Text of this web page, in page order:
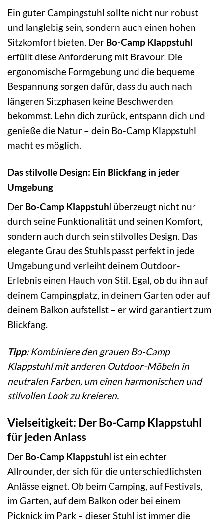
Ein guter Campingstuhl sollte nicht nur robust
und langlebig sein, sondern auch einen hohen
Sitzkomfort bieten. Der Bo-Camp Klappstuhl
erfüllt diese Anforderung mit Bravour. Die
ergonomische Formgebung und die bequeme
Bespannung sorgen dafür, dass du auch nach
längeren Sitzphasen keine Beschwerden
bekommst. Lehn dich zurück, entspann dich und
genieße die Natur – dein Bo-Camp Klappstuhl
macht es möglich.
Das stilvolle Design: Ein Blickfang in jeder
Umgebung
Der Bo-Camp Klappstuhl überzeugt nicht nur
durch seine Funktionalität und seinen Komfort,
sondern auch durch sein stilvolles Design. Das
elegante Grau des Stuhls passt perfekt in jede
Umgebung und verleiht deinem Outdoor-
Erlebnis einen Hauch von Stil. Egal, ob du ihn auf
deinem Campingplatz, in deinem Garten oder auf
deinem Balkon aufstellst – er wird garantiert zum
Blickfang.
Tipp:Kombiniere den grauen Bo-Camp
Klappstuhl mit anderen Outdoor-Möbeln in
neutralen Farben, um einen harmonischen und
stilvollen Look zu kreieren.
Vielseitigkeit: Der Bo-Camp Klappstuhl
für jeden Anlass
Der Bo-Camp Klappstuhl ist ein echter
Allrounder, der sich für die unterschiedlichsten
Anlässe eignet. Ob beim Camping, auf Festivals,
im Garten, auf dem Balkon oder bei einem
Picknick im Park – dieser Stuhl ist immer die